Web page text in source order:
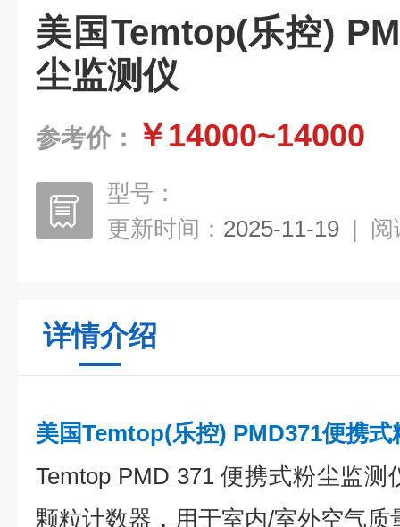
美国Temtop(乐控)
尘监测仪
参考价： ￥14000~14000
型号：
更新时间： 2025-11-19 | 阅
详情介绍
美国Temtop(乐控) PMD371便携式
Temtop PMD 371 便携式粉尘监
颗粒计数器，用于室内/室外空气质